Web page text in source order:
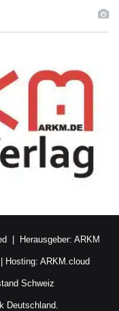
| Herausgeber: ARKM
Hosting: ARKM.cloud
Schweiz
Deutschland.